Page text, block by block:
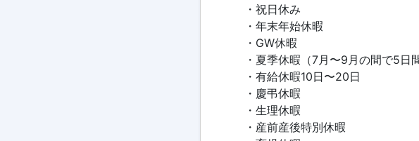
・祝日休み
・年末年始休暇
・GW休暇
・夏季休暇（7月〜9月の間で5日間
・有給休暇10日〜20日
・慶弔休暇
・生理休暇
・産前産後特別休暇